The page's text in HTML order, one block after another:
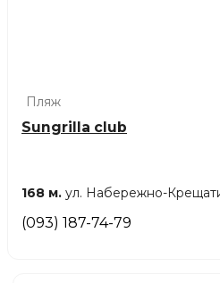
Пляж
Sungrilla club
168 м. ул. Набережно-
(093) 187-74-79